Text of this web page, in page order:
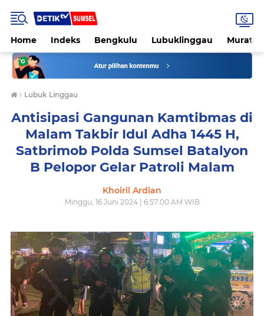
Home Indeks Bengkulu Lubuklinggau
› Lubuk Linggau
Antisipasi Gangunan Kamtibmas di
Malam Takbir Idul Adha 1445 H,
Satbrimob Polda Sumsel Batalyon
B Pelopor Gelar Patroli Malam
Khoiril Ardian
Minggu, 16 Juni 2024 | 6:57:00 AM WIB